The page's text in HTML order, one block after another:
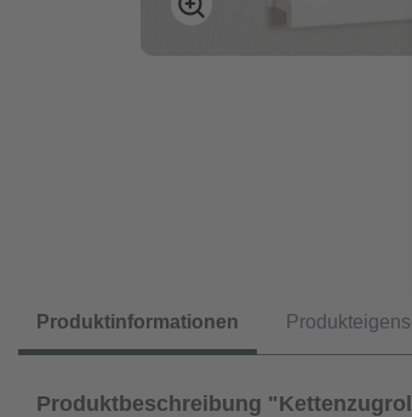
Produktinformationen
Produktbeschreibung